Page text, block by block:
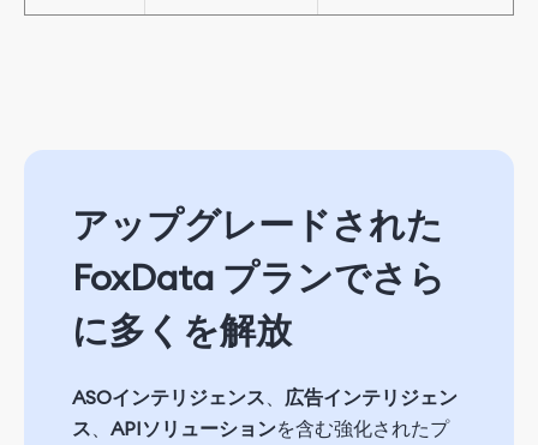
アップグレードされた
FoxData プランでさら
に多くを解放
ASOインテリジェンス
広告インテリジェン
ス
APIソリューションを含む強化されたプ